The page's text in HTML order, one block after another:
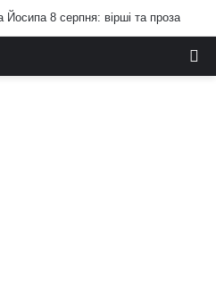
Йосипа 8 серпня: вірші та проза